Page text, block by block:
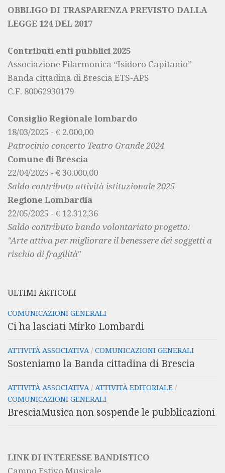
OBBLIGO DI TRASPARENZA PREVISTO DALLA
LEGGE 124 DEL 2017
Contributi enti pubblici 2025
Associazione Filarmonica “Isidoro Capitanio”
Banda cittadina di Brescia ETS-APS
C.F. 80062930179
Consiglio Regionale lombardo
18/03/2025 - € 2.000,00
Patrocinio concerto Teatro Grande 2024
Comune di Brescia
22/04/2025 - € 30.000,00
Saldo contributo attività istituzionale 2025
Regione Lombardia
22/05/2025 - € 12.312,36
Saldo contributo bando volontariato progetto:
"Arte attiva per migliorare il benessere dei soggetti a
rischio di fragilità"
ULTIMI ARTICOLI
COMUNICAZIONI GENERALI
Ci ha lasciati Mirko Lombardi
ATTIVITÀ ASSOCIATIVA/ COMUNICAZIONI GENERALI
Sosteniamo la Banda cittadina di Brescia
ATTIVITÀ ASSOCIATIVA/ ATTIVITÀ EDITORIALE /
COMUNICAZIONI GENERALI
BresciaMusica non sospende le pubblicazioni
LINK DI INTERESSE BANDISTICO